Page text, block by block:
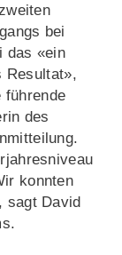
bei
das «ein
Resultat»,
führende
des
konnten
sagt David